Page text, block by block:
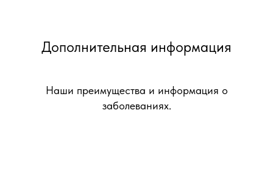
Дополнительная информация
Наши преимущества и информация о
заболеваниях.